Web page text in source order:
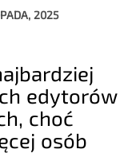
2025
edytorów
choć
osób